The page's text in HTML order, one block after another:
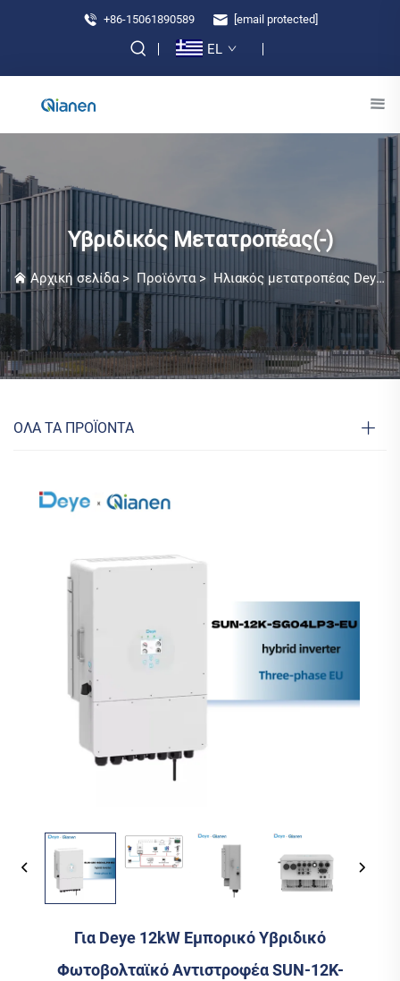
+86-15061890589 [email protected]
EL
Υβριδικός Μετατροπέας(-)
Αρχική σελίδα> Προϊόντα> Ηλιακός μετατροπέας Deye >
ΟΛΑ ΤΑ ΠΡΟΪΟΝΤΑ
Για Deye 12kW Εμπορικό Υβριδικό
Φωτοβολταϊκό Αντιστροφέα SUN-12K-